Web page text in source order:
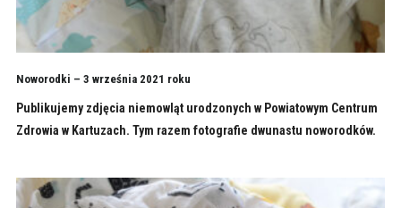
Noworodki – 3 września 2021 roku
Publikujemy zdjęcia niemowląt urodzonych w Powiatowym Centrum
Zdrowia w Kartuzach. Tym razem fotografie dwunastu noworodków.